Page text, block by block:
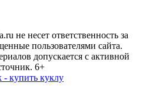
не несет ответственность за
пользователями сайта.
допускается с активной
6+
купить куклу